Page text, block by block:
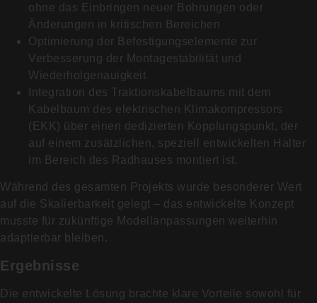
ohne das Einbringen neuer Bohrungen oder
Änderungen in kritischen Bereichen
Optimierung der Befestigungselemente zur
Verbesserung der Montagestabilität und
Wiederholgenauigkeit
Integration des Traktionskabelbaums mit dem
Kabelbaum des elektrischen Klimakompressors
(EKK) über einen dedizierten Kopplungspunkt, der
auf einem zusätzlichen, speziell entwickelten Halter
im Bereich des Radhauses montiert ist.
Während des gesamten Projekts wurde besonderer Wert
auf die Skalierbarkeit gelegt – das entwickelte Konzept
musste für zukünftige Modellanpassungen weiterhin
adaptierbar bleiben.
Ergebnisse
Die entwickelte Lösung brachte klare Vorteile sowohl für